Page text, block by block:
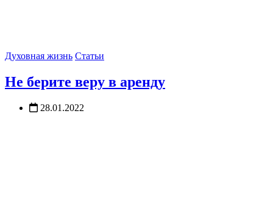
Духовная жизнь Статьи
Не берите веру в аренду
28.01.2022